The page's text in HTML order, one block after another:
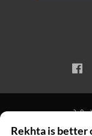
प्राइवेसी
© 2026
Rekhta is better